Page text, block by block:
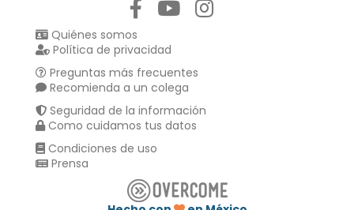
Quiénes somos
Política de privacidad
Preguntas más frecuentes
Recomienda a un colega
Seguridad de la información
Como cuidamos tus datos
Condiciones de uso
Prensa